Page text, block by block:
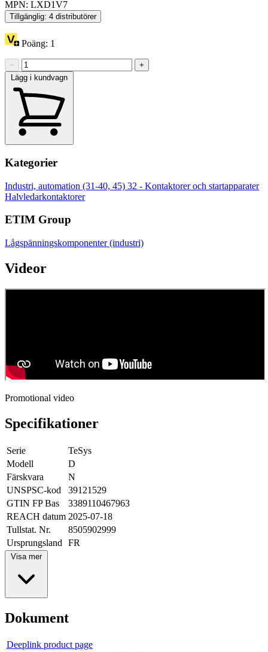
MPN: LXD1V7
Tillgänglig: 4 distributörer
Poäng: 1
−
+
Lägg i kundvagn
Kategorier
Industri, automation (31-40, 45) 32 - Kontaktorer och startapparater
Halvledarkontaktorer
ETIM Group
Lågspänningskomponenter (industri)
Videor
Promotional video
Specifikationer
Serie
TeSys
Modell
D
Färskvara
N
UNSPSC-kod
39121529
GTIN FP Bas
3389110467963
REACH datum 2025-07-18
Tullstat. Nr.
8505902999
Ursprungsland
FR
Visa mer
Dokument
Deeplink product page